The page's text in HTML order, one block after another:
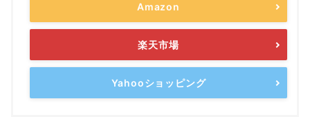
Amazon
楽天市場
Yahooショッピング